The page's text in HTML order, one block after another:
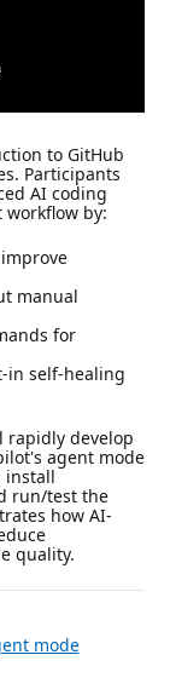
to GitHub
Participants
AI coding
by:
manual
for
in self-healing
rapidly develop
agent mode
install
run/test the
how AI-
quality.
mode